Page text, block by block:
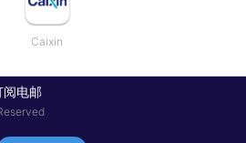
Caixin
电邮